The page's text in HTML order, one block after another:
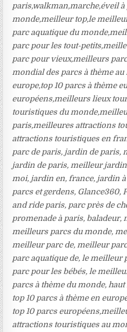
paris,walkman,marche,éveil
monde,meilleur top,le
parc aquatique du
parc pour les tout-
parc pour vieux,meilleurs
mondial des parcs à thème
europe,top 10 parcs à thème
européens,meilleurs lieux
touristiques du
paris,meilleures attractions
attractions touristiques en
parc de paris, jardin de
jardin de paris, meilleur
moi, jardin en, france, jardin
parcs et gerdens, Glance360,
and ride paris, parc près de
promenade à paris, baladeur,
meilleurs parcs du monde,
meilleur parc de, meilleur
parc aquatique de, le
parc pour les bébés, le
parcs à thème du monde,
top 10 parcs à thème en
top 10 parcs
attractions touristiques au